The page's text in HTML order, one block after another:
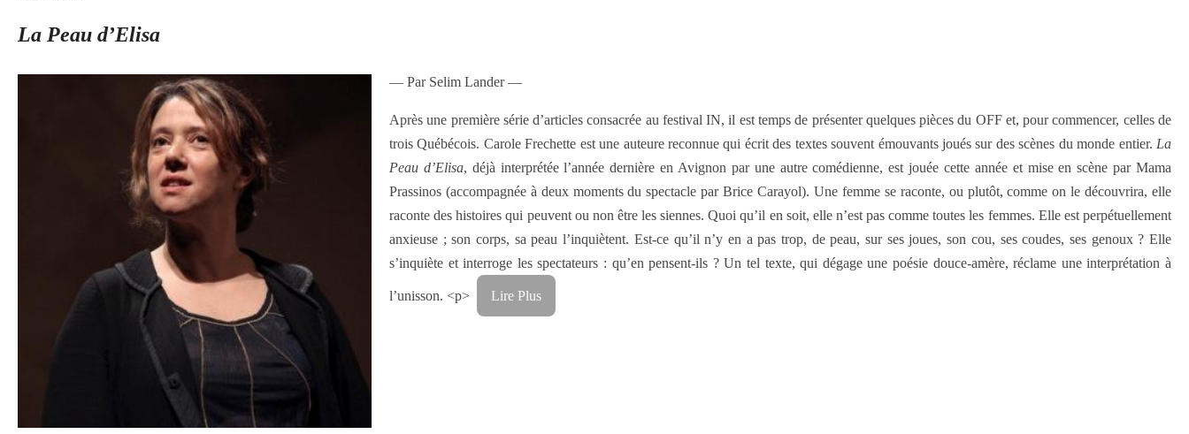
La Peau d’Elisa
— Par Selim Lander —
Après une première série d’articles consacrée au festival IN, il est temps de présenter quelques pièces du OFF et, pour commencer, celles de
trois Québécois. Carole Frechette est une auteure reconnue qui écrit des textes souvent émouvants joués sur des scènes du monde entier. La
Peau d’Elisa, déjà interprétée l’année dernière en Avignon par une autre comédienne, est jouée cette année et mise en scène par Mama
Prassinos (accompagnée à deux moments du spectacle par Brice Carayol). Une femme se raconte, ou plutôt, comme on le découvrira, elle
raconte des histoires qui peuvent ou non être les siennes. Quoi qu’il en soit, elle n’est pas comme toutes les femmes. Elle est perpétuellement
anxieuse ; son corps, sa peau l’inquiètent. Est-ce qu’il n’y en a pas trop, de peau, sur ses joues, son cou, ses coudes, ses genoux ? Elle
s’inquiète et interroge les spectateurs : qu’en pensent-ils ? Un tel texte, qui dégage une poésie douce-amère, réclame une interprétation à
l’unisson. <p> Lire Plus